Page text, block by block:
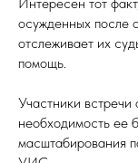
осужденных после
отслеживает их
помощь.
Участники встречи
необходимость ее
масштабирования